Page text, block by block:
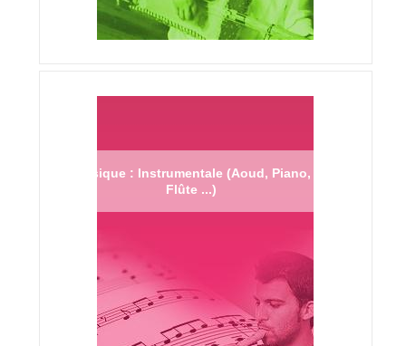
Musique : Instrumentale (Aoud, Piano,
Flûte ...)